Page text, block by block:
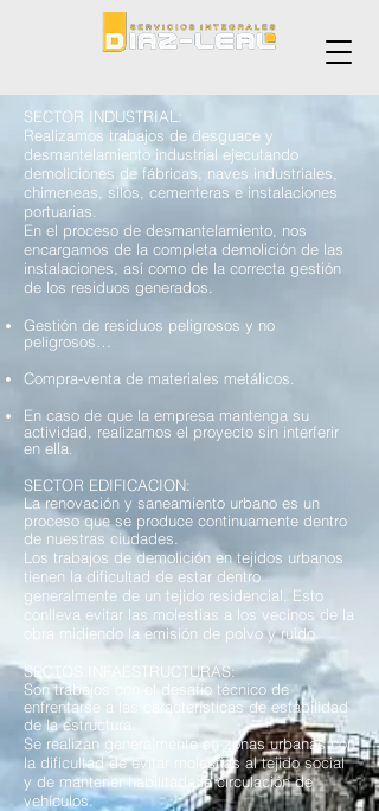
SECTOR INDUSTRIAL:
Realizamos trabajos de desguace y
desmantelamiento industrial ejecutando
demoliciones de fábricas, naves industriales,
chimeneas, silos, cementeras e instalaciones
portuarias.
En el proceso de desmantelamiento, nos
encargamos de la completa demolición de las
instalaciones, así como de la correcta gestión
de los residuos generados.
Gestión de residuos peligrosos y no
peligrosos…
Compra-venta de materiales metálicos.
En caso de que la empresa mantenga su
actividad, realizamos el proyecto sin interferir
en ella.
SECTOR EDIFICACION:
La renovación y saneamiento urbano es un
proceso que se produce continuamente dentro
de nuestras ciudades.
Los trabajos de demolición en tejidos urbanos
tienen la dificultad de estar dentro
generalmente de un tejido residencial. Esto
conlleva evitar las molestias a los vecinos de la
obra midiendo la emisión de polvo y ruido.
SECTOS INFAESTRUCTURAS:
Son trabajos con el desafío técnico de
enfrentarse a las características de estabilidad
de la estructura.
Se realizan generalmente en zonas urbanas con
la dificultad de evitar molestias al tejido social
y de mantener habilitada la circulación de
vehículos.​​